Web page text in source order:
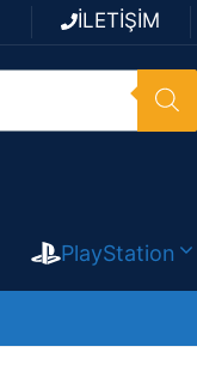
İLETİŞİM
PlayStation